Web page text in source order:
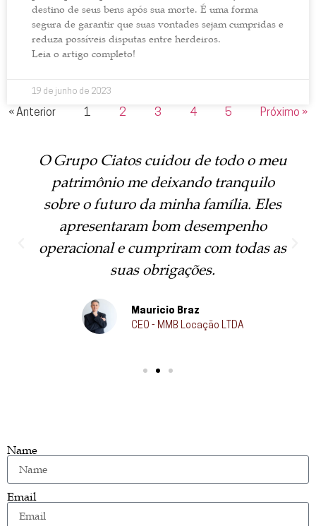
destino de seus bens após sua morte. É uma forma
segura de garantir que suas vontades sejam cumpridas e
reduza possíveis disputas entre herdeiros.
Leia o artigo completo!
19 de junho de 2023
« Anterior 1 2 3 4 5 Próximo »
O Grupo Ciatos cuidou de todo o meu
patrimônio me deixando tranquilo
sobre o futuro da minha família. Eles
apresentaram bom desempenho
operacional e cumpriram com todas as
suas obrigações.
Mauricio Braz
CEO - MMB Locação LTDA
Name
Email